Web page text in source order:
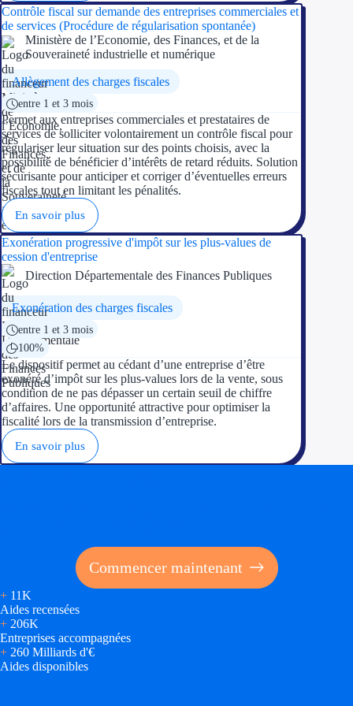
Contrôle fiscal sur demande des entreprises commerciales et
de services (Procédure de régularisation spontanée)
Ministère de l’Economie, des Finances, et de la
Souveraineté industrielle et numérique
Allègement des charges fiscales
entre 1 et 3 mois
Permet aux entreprises commerciales et prestataires de
services de solliciter volontairement un contrôle fiscal pour
régulariser leur situation sur des points choisis, avec la
possibilité de bénéficier d’intérêts de retard réduits. Solution
sécurisante pour anticiper et corriger d’éventuelles erreurs
fiscales tout en limitant les pénalités.
En savoir plus
Exonération progressive d'impôt sur les plus-values de
cession d'entreprise
Direction Départementale des Finances Publiques
Exonération des charges fiscales
entre 1 et 3 mois
100%
Le dispositif permet au cédant d’une entreprise d’être
exonéré d’impôt sur les plus-values lors de la vente, sous
condition de ne pas dépasser un certain seuil de chiffre
d’affaires. Une opportunité attractive pour optimiser la
fiscalité lors de la transmission d’entreprise.
En savoir plus
Commencer maintenant
+ 11K
Aides recensées
+ 206K
Entreprises accompagnées
+ 260 Milliards d'€
Aides disponibles